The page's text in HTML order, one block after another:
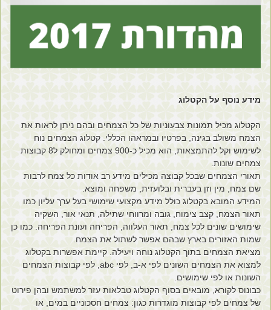
מידע נוסף על הקטלוג
הקטלוג מכיל תמונות צבעוניות של כל הצמחים ובהם ניתן לראות את
הצמח משולב בגינה, בפרטיו ובמראהו הכללי. קטלוג הצמחים נוח
לשימוש וקל להתמצאות, הוא מכיל כ-900 צמחים ומחולק ל8 קבוצות
צמחים שונות.
תאורי הצמחים שבכל קבוצה מכילים מידע רב אודות כל צמח לרבות
שם צמח, מין וזן בעברית ובלועזית, משפחה ומוצא.
המידע המובא בקטלוג כולל מידע מקצועי שימושי בעל ערך עליון כמו
תאור הצמח, קצב צימוח, גובה ומרווחי שתילה, תנאי אור, השקיה
שימושים שונים לכל צמח, תאור העלווה, הפריחה ועונת הפריחה. כמו כן
שמות האזורים בארץ שבהם אפשר לשתול את הצמח.
מציאת הצמחים בתוך הקטלוג נוחה ויעילה. קיימת אפשרות בקטלוג
למצוא את הצמחים השונים לפי א-ב, לפי abc, לפי קבוצות הצמחים
השונות או לפי שימושים.
כבונוס לקורא, מובאים בסוף הקטלוג טבלאות עזר למשתמש ובהן פירוט
של צמחים לפי קבוצות מוגדרות כגון: צמחים חסכוניים במים, או